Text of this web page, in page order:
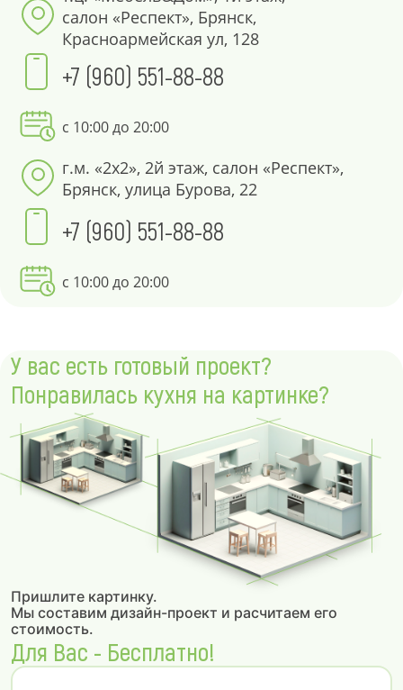
салон «Респект», Брянск,
Красноармейская ул, 128
+7 (960) 551-88-88
с 10:00 до 20:00
г.м. «2х2», 2й этаж, салон «Респект»,
Брянск, улица Бурова, 22
+7 (960) 551-88-88
с 10:00 до 20:00
У вас есть готовый проект?
Понравилась кухня на картинке?
Пришлите картинку.
Мы составим дизайн-проект и расчитаем его
стоимость.
Для Вас - Бесплатно!